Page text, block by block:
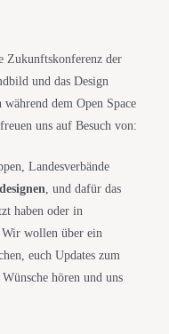
der
und das Design
dem Open Space
uns auf Besuch von:
Landesverbände
, und dafür das
haben oder in
wollen über ein
euch Updates zum
hören und uns